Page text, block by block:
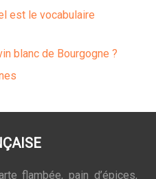
est le vocabulaire
blanc de Bourgogne ?
flambée, pain d’épices,